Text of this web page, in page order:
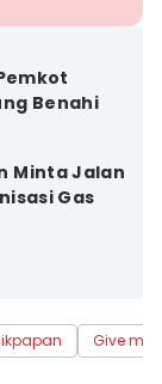
Benahi
Minta Jalan
Gas
Give me